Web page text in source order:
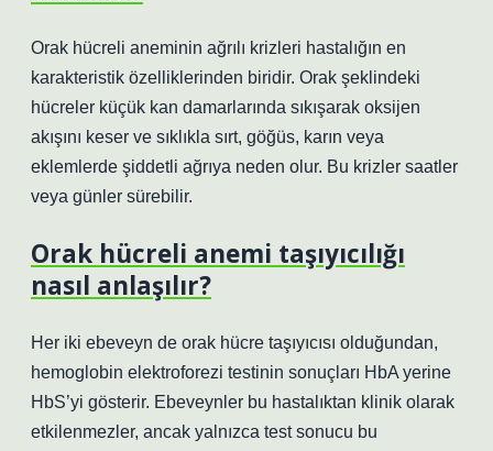
Orak hücreli aneminin ağrılı krizleri hastalığın en
karakteristik özelliklerinden biridir. Orak şeklindeki
hücreler küçük kan damarlarında sıkışarak oksijen
akışını keser ve sıklıkla sırt, göğüs, karın veya
eklemlerde şiddetli ağrıya neden olur. Bu krizler saatler
veya günler sürebilir.
Orak hücreli anemi taşıyıcılığı
nasıl anlaşılır?
Her iki ebeveyn de orak hücre taşıyıcısı olduğundan,
hemoglobin elektroforezi testinin sonuçları HbA yerine
HbS’yi gösterir. Ebeveynler bu hastalıktan klinik olarak
etkilenmezler, ancak yalnızca test sonucu bu